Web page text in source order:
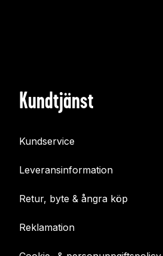
Kundtjänst
Kundservice
Leveransinformation
Retur, byte & ångra köp
Reklamation